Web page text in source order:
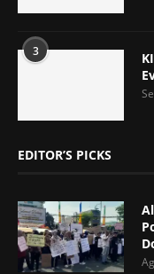
3
EDITOR’S PICKS